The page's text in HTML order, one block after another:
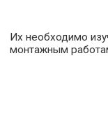
Их необходимо
монтажным